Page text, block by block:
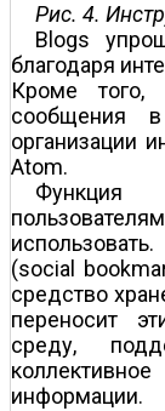
Рис. 4.
Blogs
благодаря
Кроме того,
сообщения
организации
Atom.
Функция
(social
средство
переносит
среду,
информации.